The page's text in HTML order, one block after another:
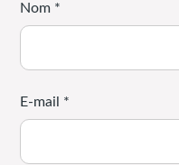
Nom *
E-mail *